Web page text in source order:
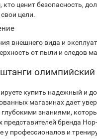
кто ценит безопасность,
цели.
внешнего вида и
от пыли и следов
купить надежный и
магазинах дает
знаниями,
бренда
у профессионалов и